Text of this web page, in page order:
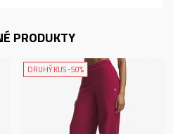
PRODUKTY
DRUHÝ KUS -50%